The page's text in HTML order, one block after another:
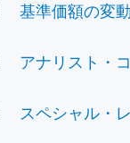
基準価額の変
アナリスト・
スペシャル・